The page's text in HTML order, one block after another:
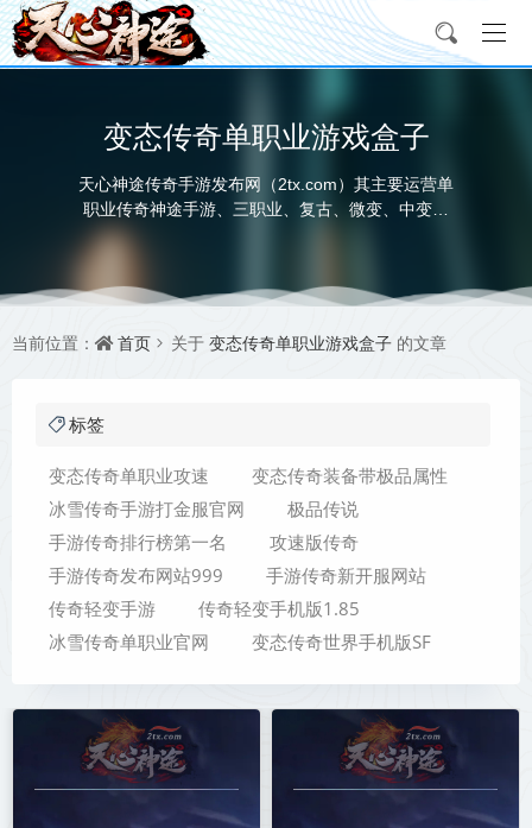
变态传奇单职业游戏盒子
天心神途传奇手游发布网（2tx.com）其主要运营单
职业传奇神途手游、三职业、复古、微变、中变、
超变、合击、迷失等多种版本，充分满足玩家对不
家都能找到自己喜欢的神途传奇手游版本。
当前位置： 首页 关于 变态传奇单职业游戏盒子 的文章
标签
变态传奇单职业攻速
变态传奇装备带极品属性
冰雪传奇手游打金服官网
极品传说
手游传奇排行榜第一名
攻速版传奇
手游传奇发布网站999
手游传奇新开服网站
传奇轻变手游
传奇轻变手机版1.85
冰雪传奇单职业官网
变态传奇世界手机版SF